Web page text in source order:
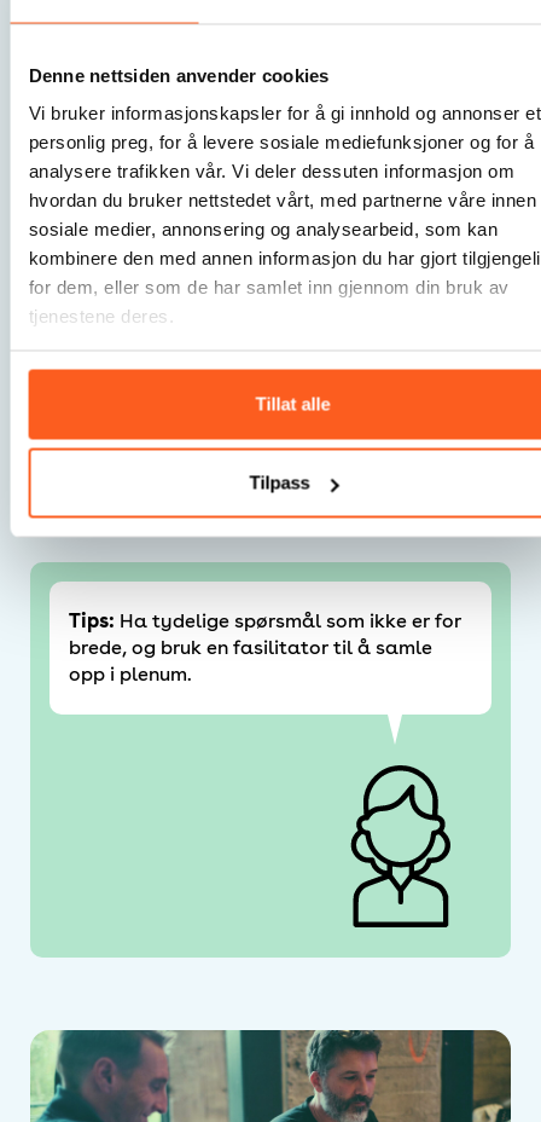
Denne nettsiden anvender cookies
Vi bruker informasjonskapsler for å gi innhold og annonser et
personlig preg, for å levere sosiale mediefunksjoner og for å
analysere trafikken vår. Vi deler dessuten informasjon om
hvordan du bruker nettstedet vårt, med partnerne våre innen
sosiale medier, annonsering og analysearbeid, som kan
kombinere den med annen informasjon du har gjort
for dem, eller som de har samlet inn gjennom din bruk av
tjenestene deres.
Tillat alle
Tilpass
5.Til slutt deles hovedpunkter i
Leveranse:Mange perspektiver systematisert etter
tema.
Hvorfor det virker:
Kan bli tidkrevende å oppsummere.
Tips: Ha tydelige spørsmål som ikke er for
brede, og bruk en fasilitator til å samle
opp i plenum.